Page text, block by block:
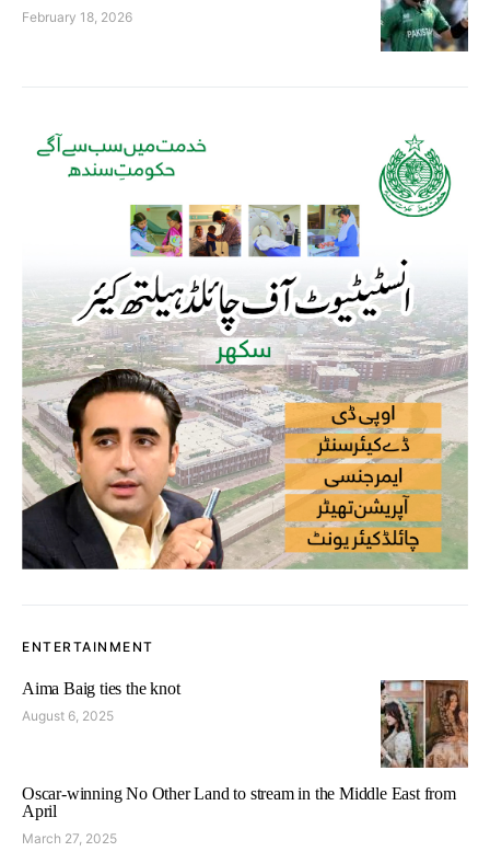
February 18, 2026
ENTERTAINMENT
Aima Baig ties the knot
August 6, 2025
Oscar-winning No Other Land to stream in the Middle East from
April
March 27, 2025